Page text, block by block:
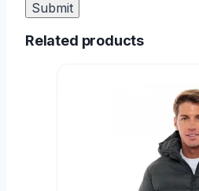
Related products